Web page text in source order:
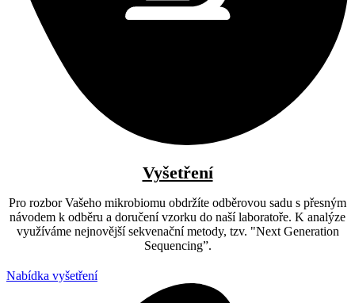
Vyšetření
Pro rozbor Vašeho mikrobiomu obdržíte odběrovou sadu s přesným
návodem k odběru a doručení vzorku do naší laboratoře. K analýze
využíváme nejnovější sekvenační metody, tzv. "Next Generation
Sequencing”.
Nabídka vyšetření